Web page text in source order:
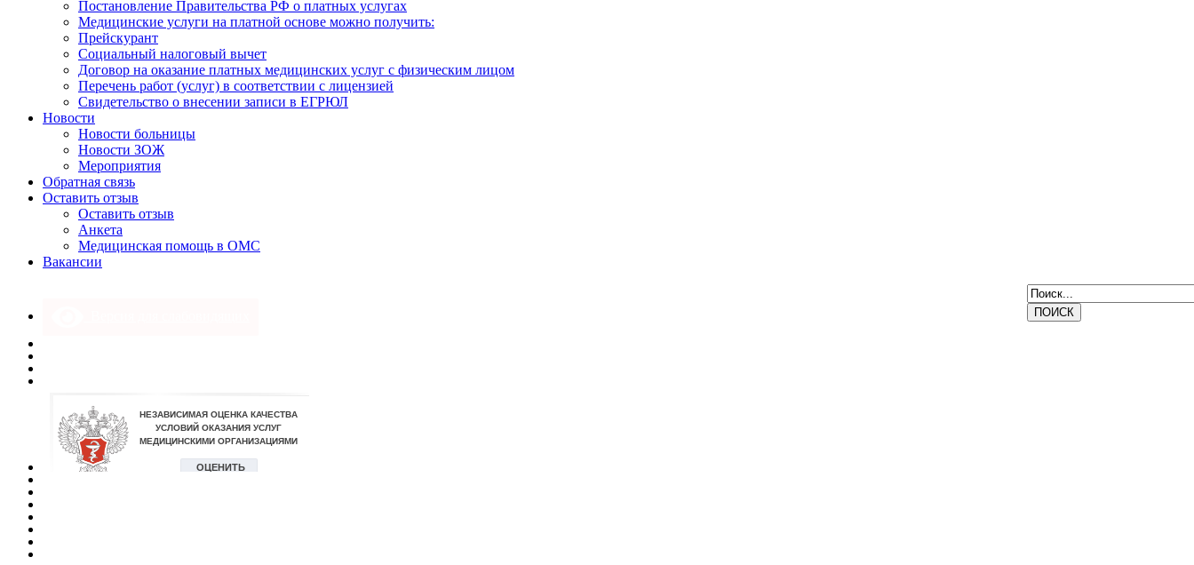
Постановление Правительства РФ о платных услугах
Медицинские услуги на платной основе можно получить:
Прейскурант
Социальный налоговый вычет
Договор на оказание платных медицинских услуг с физическим лицом
Перечень работ (услуг) в соответствии с лицензией
Свидетельство о внесении записи в ЕГРЮЛ
Новости
Новости больницы
Новости ЗОЖ
Мероприятия
Обратная связь
Оставить отзыв
Оставить отзыв
Анкета
Медицинская помощь в ОМС
Вакансии